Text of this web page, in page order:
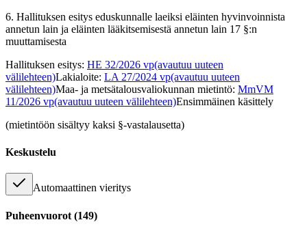
6. Hallituksen esitys eduskunnalle laeiksi eläinten hyvinvoinnista
annetun lain ja eläinten lääkitsemisestä annetun lain 17 §:n
muuttamisesta
Hallituksen esitys: HE 32/2026 vp(avautuu uuteen
välilehteen)Lakialoite: LA 27/2024 vp(avautuu uuteen
välilehteen)Maa- ja metsätalousvaliokunnan mietintö: MmVM
11/2026 vp(avautuu uuteen välilehteen)Ensimmäinen käsittely
(mietintöön sisältyy kaksi §-vastalausetta)
Keskustelu
Automaattinen vieritys
Puheenvuorot (149)